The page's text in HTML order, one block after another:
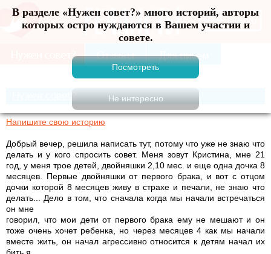
В разделе «Нужен совет?» много историй, авторы
которых остро нуждаются в Вашем участии и
совете.
Меню
Нужен совет?
Напишите свою историю
Добрый вечер, решила написать тут, потому что уже не знаю что
делать и у кого спросить совет. Меня зовут Кристина, мне 21
год, у меня трое детей, двойняшки 2,10 мес. и еще одна дочка 8
месяцев. Первые двойняшки от первого брака, и вот с отцом
дочки которой 8 месяцев живу в страхе и печали, не знаю что
делать... Дело в том, что сначала когда мы начали встречаться
он мне
говорил, что мои дети от первого брака ему не мешают и он
тоже очень хочет ребенка, но через месяцев 4 как мы начали
вместе жить, он начал агрессивно относится к детям начал их
бить я